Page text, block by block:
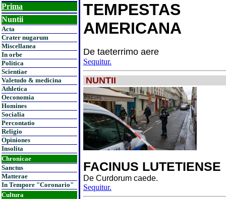
Prima
Nuntii
Acta
Crater nugarum
Miscellanea
In orbe
Politica
Scientiae
Valetudo & medicina
Athletica
Oeconomia
Homines
Socialia
Percontatio
Religio
Opiniones
Insolita
Chronicae
Sanctus
Matterae
In Tempore "Coronario"
Cultura
TEMPESTAS
AMERICANA
De taeterrimo aere
Sequitur.
NUNTII
FACINUS LUTETIENSE
De Curdorum caede.
Sequitur.